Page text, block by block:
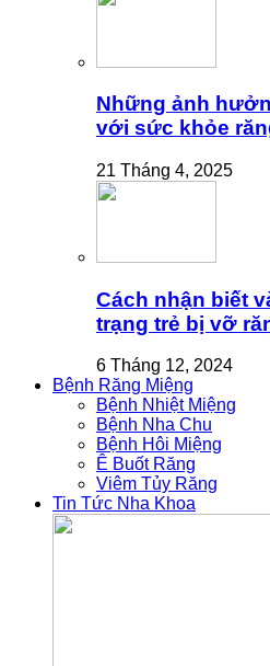
Những ảnh
với sức khỏe
21 Tháng 4, 2025
Cách nhận biết
trạng trẻ bị vỡ
6 Tháng 12, 2024
Bệnh Răng Miệng
Bệnh Nhiệt Miệng
Bệnh Nha Chu
Bệnh Hôi Miệng
Ê Buốt Răng
Viêm Tủy Răng
Tin Tức Nha Khoa